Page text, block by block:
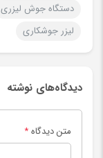
دستگاه جوش لیزری
لیزر جوشکاری
دیدگاه‌های نوشته
متن دیدگاه*